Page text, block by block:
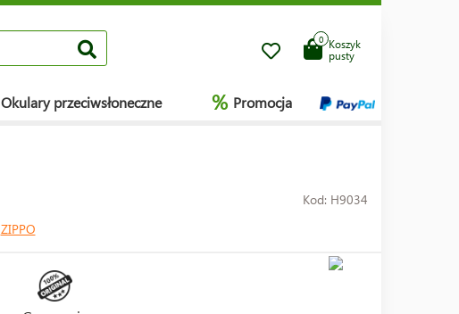
Koszyk
pusty
0
Okulary przeciwsłoneczne % Promocja
Kod: H9034
ZIPPO